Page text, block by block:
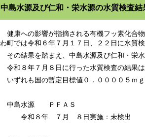
中島水源及び仁和・栄水源の水質検査結
健康への影響が指摘される有機フッ素化合
わ町では令和６年７月１７日、２２日に水質検
その結果を踏まえ、中島水源及び仁和・栄
令和８年７月８日に行った水質検査の結果
いずれも国の暫定目標値０．００００５ｍ
中島水源 ＰＦＡＳ
令和８年 ７月 ８日実施：未検出